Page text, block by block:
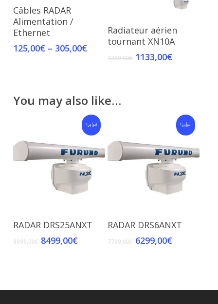
Select Options
Câbles RADAR
Alimentation /
Ethernet
125,00€– 305,00€
Add To Cart
Radiateur aérien
tournant XN10A
1259,00€ 1133,00€
You may also like…
Sale!
Add To Cart
RADAR DRS25ANXT
9899,00€ 8499,00€
Sale!
Add To Cart
RADAR DRS6ANXT
7799,00€ 6299,00€